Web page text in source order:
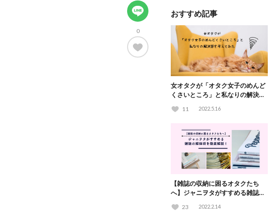
0
おすすめ記事
女オタクが「オタク女子のめんど
くさいところ」と私なりの解決策
11 2022.5.16
【雑誌の収納に困るオタクたち
へ】ジャニヲタがすすめる雑誌の
23 2022.2.14